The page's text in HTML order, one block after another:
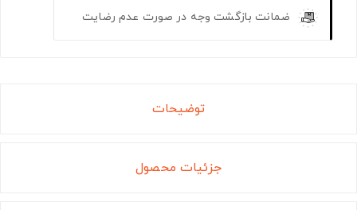
ضمانت بازگشت وجه در صورت عدم رضایت
توضیحات
جزئیات محصول